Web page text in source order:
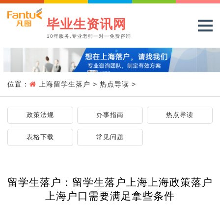
毕业生资讯网
10年服务,专业老师一对一免费咨询
位置： 上海留学生落户 > 热点导读 >
政策法规 办事指南 热点导读
表格下载 常见问题
留学生落户：留学生落户上海上海政策落户
上海户口需要满足拿些条件